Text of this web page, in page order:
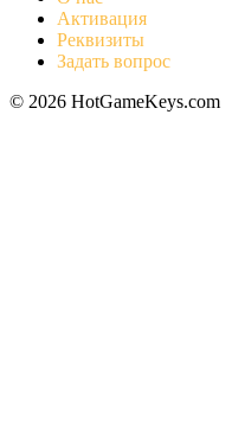
Активация
Реквизиты
Задать вопрос
© 2026 HotGameKeys.com